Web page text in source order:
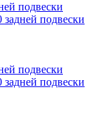
подвески
подвески
подвески
подвески